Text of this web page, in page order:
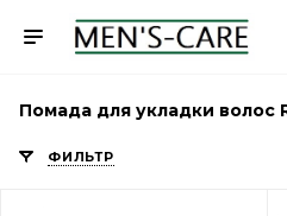
Помада для укладки волос
ФИЛЬТР